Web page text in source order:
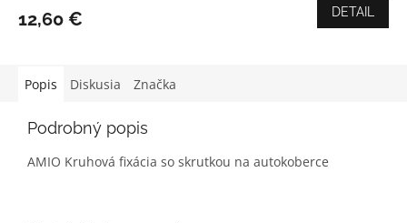
12,60 € DETAIL
Popis Diskusia Značka
Podrobný popis
AMIO Kruhová fixácia so skrutkou na autokoberce